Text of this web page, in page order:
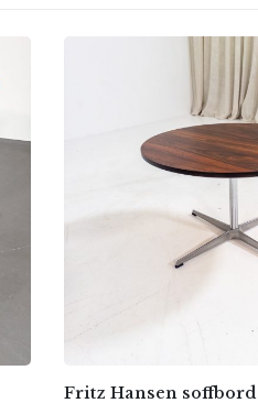
Fritz Hansen soffbord